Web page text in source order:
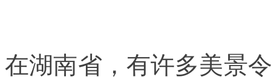
在湖南省，有许多美景